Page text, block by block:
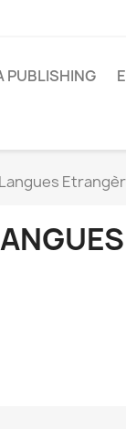
PUBLISHING